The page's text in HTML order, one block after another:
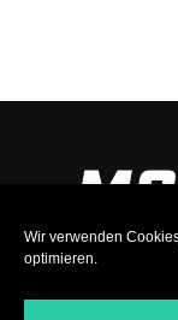
Wir verwenden
optimieren.